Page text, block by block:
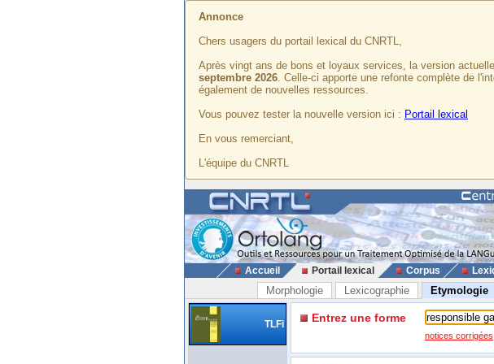
Annonce
Chers usagers du portail lexical du CNRTL,
Après vingt ans de bons et loyaux services, la version
septembre 2026. Celle-ci apporte une refonte complète de
également de nouvelles ressources.
Vous pouvez tester la nouvelle version ici : Portail lexical
En vous remerciant,
L'équipe du CNRTL
Accueil Portail lexical Corpus
Morphologie Lexicographie Etymologie
TLFi Entrez une forme
notices corrigées